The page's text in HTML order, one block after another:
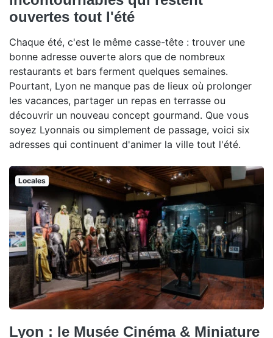
ouvertes tout l'été
Chaque été, c'est le même casse-tête : trouver une
bonne adresse ouverte alors que de nombreux
restaurants et bars ferment quelques semaines.
Pourtant, Lyon ne manque pas de lieux où prolonger
les vacances, partager un repas en terrasse ou
découvrir un nouveau concept gourmand. Que vous
soyez Lyonnais ou simplement de passage, voici six
adresses qui continuent d'animer la ville tout l'été.
Locales
Lyon : le Musée Cinéma & Miniature